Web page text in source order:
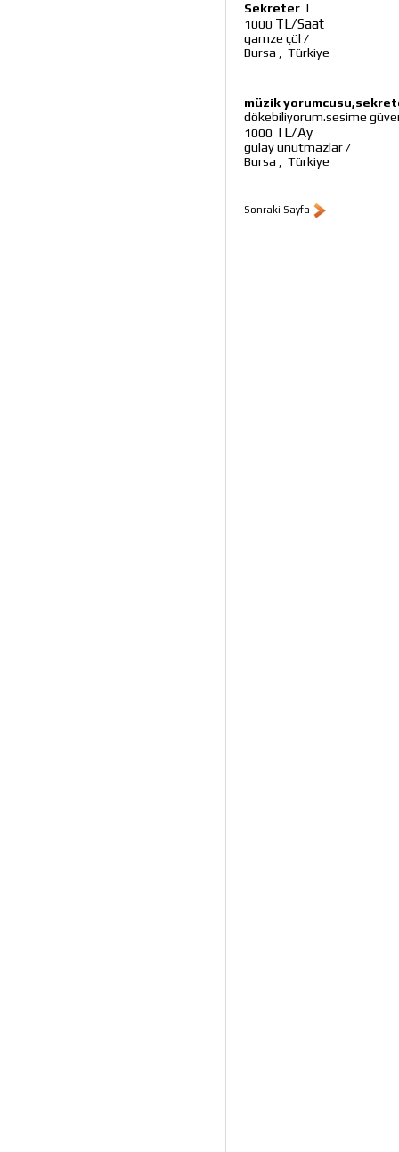
Sekreter |
1000 TL/Saat
gamze çöl /
Bursa
Türkiye
müzik
dökebiliyorum.sesime
1000 TL/Ay
gülay unutmazlar/
Bursa
Türkiye
Sonraki Sayfa